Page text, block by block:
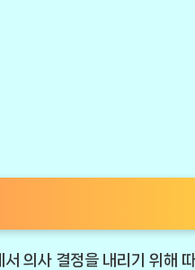
의사 결정을 내리기 위해